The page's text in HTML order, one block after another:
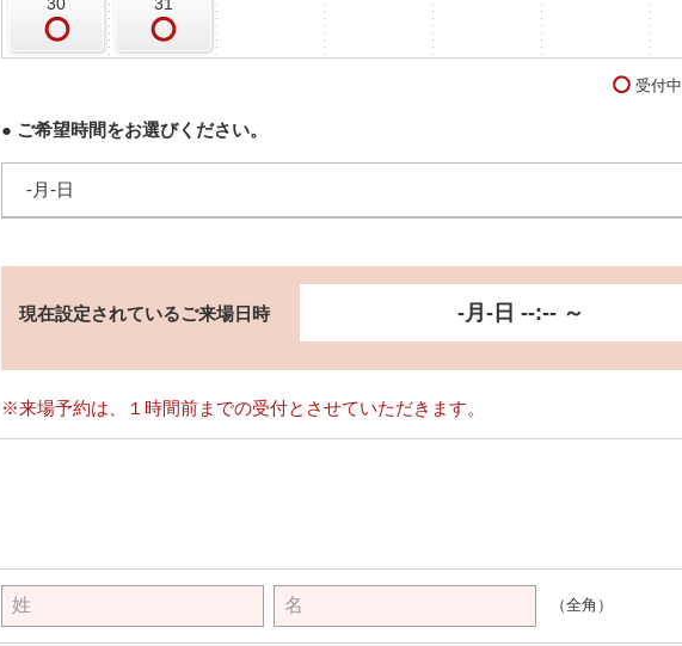
30 31
受付中
● ご希望時間をお選びください。
-月-日
現在設定されているご来場日時 -月-日 --:-- ～
※来場予約は、１時間前までの受付とさせていただきます。
（全角）